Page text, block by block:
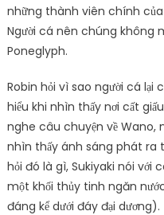
những thành viên chính
Người cá nên chúng không
Poneglyph.
Robin hỏi vì sao người cá lại
hiểu khi nhìn thấy nơi cất
nghe câu chuyện về Wano,
nhìn thấy ánh sáng phát ra
hỏi đó là gì, Sukiyaki nói với
một khối thủy tinh ngăn
đáng kể dưới đáy đại dương).